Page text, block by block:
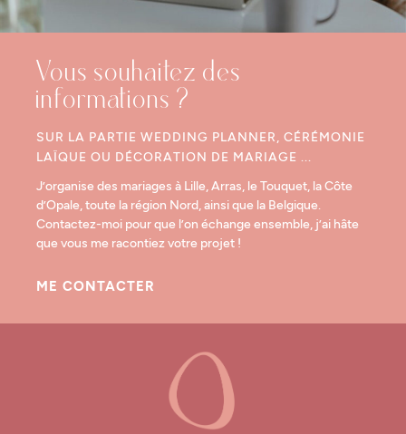
Vous souhaitez des
informations ?
SUR LA PARTIE WEDDING PLANNER, CÉRÉMONIE
LAÏQUE OU DÉCORATION DE MARIAGE ...
J’organise des mariages à Lille, Arras, le Touquet, la Côte
d’Opale, toute la région Nord, ainsi que la Belgique.
Contactez-moi pour que l’on échange ensemble, j’ai hâte
que vous me racontiez votre projet !
ME CONTACTER